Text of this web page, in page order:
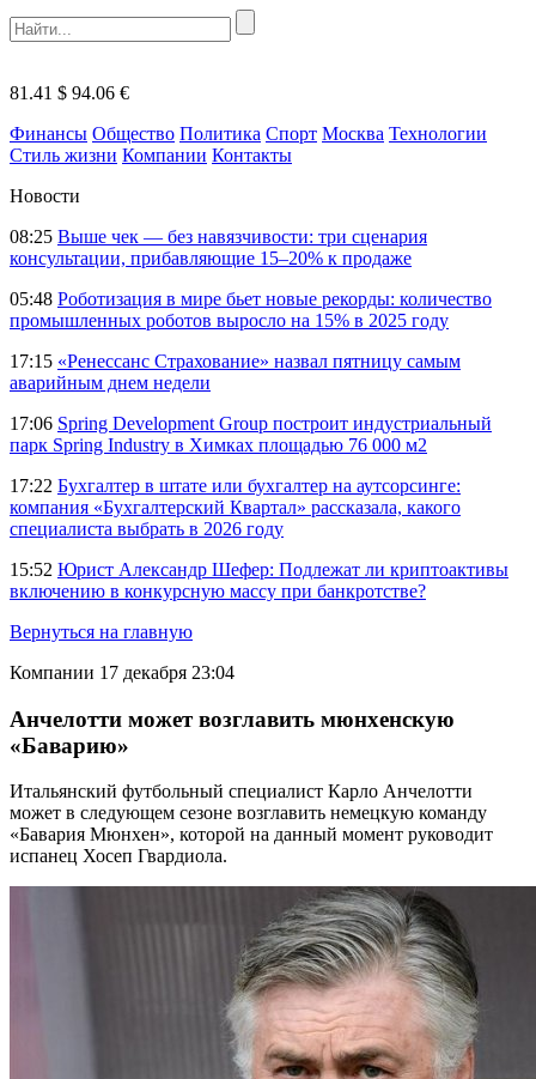
81.41 $ 94.06 €
Финансы Общество Политика Спорт Москва Технологии
Стиль жизни Компании Контакты
Новости
08:25 Выше чек — без навязчивости: три сценария
консультации, прибавляющие 15–20% к продаже
05:48 Роботизация в мире бьет новые рекорды: количество
промышленных роботов выросло на 15% в 2025 году
17:15 «Ренессанс Страхование» назвал пятницу самым
аварийным днем недели
17:06 Spring Development Group построит индустриальный
парк Spring Industry в Химках площадью 76 000 м2
17:22 Бухгалтер в штате или бухгалтер на аутсорсинге:
компания «Бухгалтерский Квартал» рассказала, какого
специалиста выбрать в 2026 году
15:52 Юрист Александр Шефер: Подлежат ли криптоактивы
включению в конкурсную массу при банкротстве?
Вернуться на главную
Компании 17 декабря 23:04
Анчелотти может возглавить мюнхенскую
«Баварию»
Итальянский футбольный специалист Карло Анчелотти
может в следующем сезоне возглавить немецкую команду
«Бавария Мюнхен», которой на данный момент руководит
испанец Хосеп Гвардиола.